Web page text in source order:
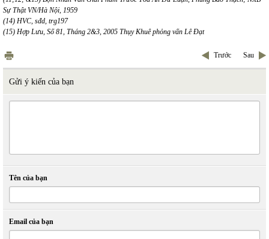
Sự Thật VN/Hà Nội, 1959
(14) HVC, sđd, trg197
(15) Hợp Lưu, Số 81, Tháng 2&3, 2005 Thụy Khuê phỏng vấn Lê Đạt
Trước Sau
Gửi ý kiến của bạn
Tên của bạn
Email của bạn